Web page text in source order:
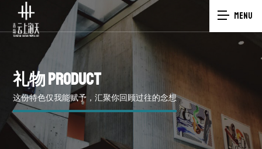
MENU
礼物PRODUCT
这份特色仅我能赋予，汇聚你回顾过往的念想